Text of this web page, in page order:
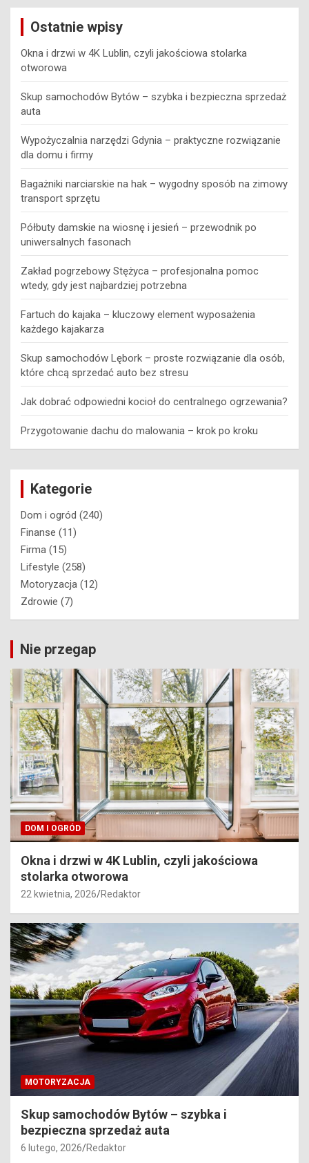
Ostatnie wpisy
Okna i drzwi w 4K Lublin, czyli jakościowa stolarka
otworowa
Skup samochodów Bytów – szybka i bezpieczna sprzedaż
auta
Wypożyczalnia narzędzi Gdynia – praktyczne rozwiązanie
dla domu i firmy
Bagażniki narciarskie na hak – wygodny sposób na zimowy
transport sprzętu
Półbuty damskie na wiosnę i jesień – przewodnik po
uniwersalnych fasonach
Zakład pogrzebowy Stężyca – profesjonalna pomoc
wtedy, gdy jest najbardziej potrzebna
Fartuch do kajaka – kluczowy element wyposażenia
każdego kajakarza
Skup samochodów Lębork – proste rozwiązanie dla osób,
które chcą sprzedać auto bez stresu
Jak dobrać odpowiedni kocioł do centralnego ogrzewania?
Przygotowanie dachu do malowania – krok po kroku
Kategorie
Dom i ogród (240)
Finanse (11)
Firma (15)
Lifestyle (258)
Motoryzacja (12)
Zdrowie (7)
Nie przegap
DOM I OGRÓD
Okna i drzwi w 4K Lublin, czyli jakościowa
stolarka otworowa
22 kwietnia, 2026 Redaktor
MOTORYZACJA
Skup samochodów Bytów – szybka i
bezpieczna sprzedaż auta
6 lutego, 2026 Redaktor